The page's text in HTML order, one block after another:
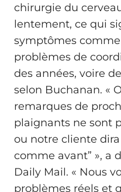
chirurgie du
lentement, ce qui
symptômes
problèmes de
des années, voire
selon Buchanan. «
remarques de
plaignants ne sont
ou notre cliente dira
comme avant” », a
Daily Mail. « Nous
problèmes réels et